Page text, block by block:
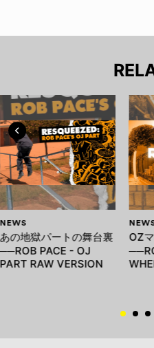
NEWS
あの地獄パートの舞台裏
──ROB PACE - OJ
PART RAW VERSION
OZ